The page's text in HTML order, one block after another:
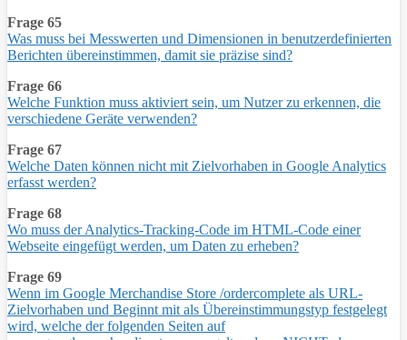
Frage 65
Was muss bei Messwerten und Dimensionen in benutzerdefinierten
Berichten übereinstimmen, damit sie präzise sind?
Frage 66
Welche Funktion muss aktiviert sein, um Nutzer zu erkennen, die
verschiedene Geräte verwenden?
Frage 67
Welche Daten können nicht mit Zielvorhaben in Google Analytics
erfasst werden?
Frage 68
Wo muss der Analytics-Tracking-Code im HTML-Code einer
Webseite eingefügt werden, um Daten zu erheben?
Frage 69
Wenn im Google Merchandise Store /ordercomplete als URL-
Zielvorhaben und Beginnt mit als Übereinstimmungstyp festgelegt
wird, welche der folgenden Seiten auf